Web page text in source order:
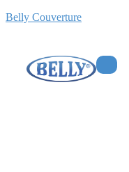
Belly Couverture